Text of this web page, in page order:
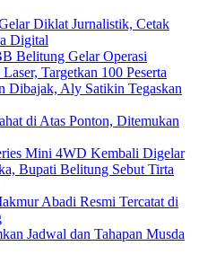
Diklat Jurnalistik, Cetak
Digital
Belitung Gelar Operasi
Targetkan 100 Peserta
Dibajak, Aly Satikin Tegaskan
di Atas Ponton, Ditemukan
Mini 4WD Kembali Digelar
Bupati Belitung Sebut Tirta
Abadi Resmi Tercatat di
Jadwal dan Tahapan Musda